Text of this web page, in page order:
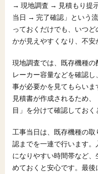
→ 現地調査 → 見積もり提
当日 → 完了確認」という
っておくだけでも、いつ
かが見えやすくなり、不安
現地調査では、既存機種
レーカー容量などを確認
事が必要かを見てもらい
見積書が作成されるため
目」を分けて確認しておく
工事当日は、既存機種の
認までを一連で行います
になりやすい時間帯など
めておくと安心です。最